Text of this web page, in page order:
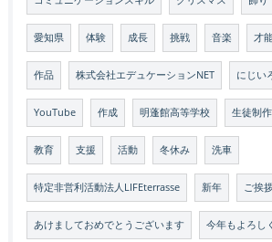
愛知県 体験 成長 挑戦 音楽 才
作品 株式会社エデュケーションNET にじい
YouTube 作成 明蓬館高等学校 生徒制作
教育 支援 活動 冬休み 洗車
特定非営利活動法人LIFEterrasse 新年 ご挨
あけましておめでとうございます 今年もよろし